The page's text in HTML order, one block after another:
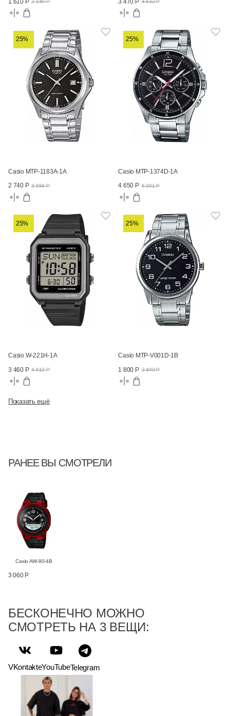
2 140 Р 4 632 Р
25%
Casio MTP-1183A-1A
2 740 Р 3 654 Р
25%
Casio MTP-1374D-1A
4 650 Р 6 201 Р
25%
Casio W-221H-1A
3 460 Р 4 612 Р
25%
Casio MTP-V001D-1B
1 800 Р 2 400 Р
Показать ещё
РАНЕЕ ВЫ СМОТРЕЛИ
Casio AW-80-4B
3 060 Р
БЕСКОНЕЧНО МОЖНО
СМОТРЕТЬ НА 3 ВЕЩИ:
VKontakteYouTubeTelegram